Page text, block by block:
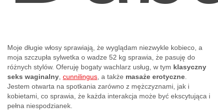
Moje długie włosy sprawiają, że wyglądam niezwykle kobieco, a
moja szczupła sylwetka o wadze 52 kg sprawia, że pasuję do
różnych stylów. Oferuję bogaty wachlarz usług, w tym klasyczny
seks waginalny, cunnilingus, a także masaże erotyczne.
Jestem otwarta na spotkania zarówno z mężczyznami, jak i
kobietami, co sprawia, że każda interakcja może być ekscytująca i
pełna niespodzianek.